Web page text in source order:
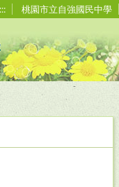
::: 桃園市立自強國民中學